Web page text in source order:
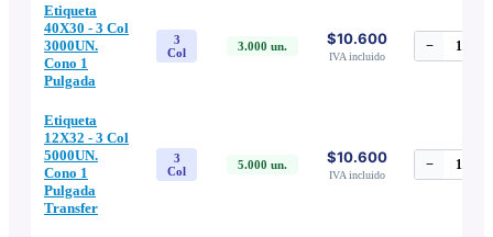
Etiqueta
40X30 - 3 Col
3000UN.
Cono 1
Pulgada
3
Col
3.000 un. $10.600
IVA incluido
− 1
Etiqueta
12X32 - 3 Col
5000UN.
Cono 1
Pulgada
Transfer
3
Col
5.000 un. $10.600
IVA incluido
− 1